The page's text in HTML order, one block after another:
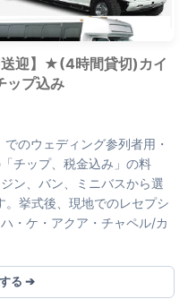
送迎】★(4時間貸切)カイ
ップ込み
のウェディング参列者用・
チップ、税金込み」の料
ン、バン、ミニバスから選
挙式後、現地でのレセプシ
・ケ・アクア・チャペル/カ
る ➔